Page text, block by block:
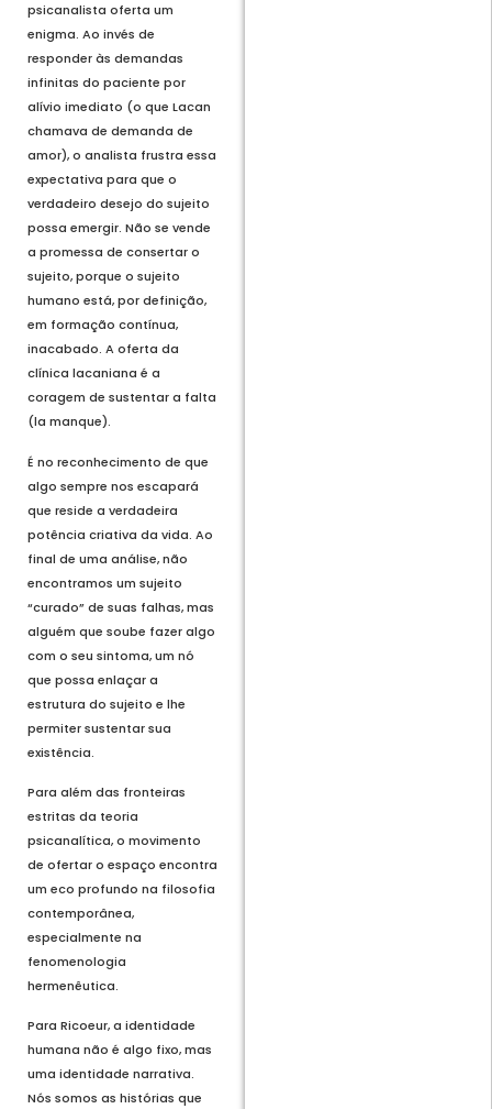
psicanalista oferta um
enigma. Ao invés de
responder às demandas
infinitas do paciente por
alívio imediato (o que Lacan
chamava de demanda de
amor), o analista frustra essa
expectativa para que o
verdadeiro desejo do sujeito
possa emergir. Não se vende
a promessa de consertar o
sujeito, porque o sujeito
humano está, por definição,
em formação contínua,
inacabado. A oferta da
clínica lacaniana é a
coragem de sustentar a falta
(la manque).
É no reconhecimento de que
algo sempre nos escapará
que reside a verdadeira
potência criativa da vida. Ao
final de uma análise, não
encontramos um sujeito
“curado” de suas falhas, mas
alguém que soube fazer algo
com o seu sintoma, um nó
que possa enlaçar a
estrutura do sujeito e lhe
permiter sustentar sua
existência.
Para além das fronteiras
estritas da teoria
psicanalítica, o movimento
de ofertar o espaço encontra
um eco profundo na filosofia
contemporânea,
especialmente na
fenomenologia
hermenêutica.
Para Ricoeur, a identidade
humana não é algo fixo, mas
uma identidade narrativa.
Nós somos as histórias que